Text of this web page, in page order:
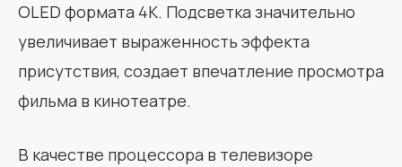
OLED формата 4K. Подсветка значительно
увеличивает выраженность эффекта
присутствия, создает впечатление просмотра
фильма в кинотеатре.
В качестве процессора в телевизоре